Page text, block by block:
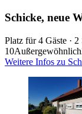
Schicke, neue
Platz für 4 Gäste ·
10Außergewöhnlich
Weitere Infos zu